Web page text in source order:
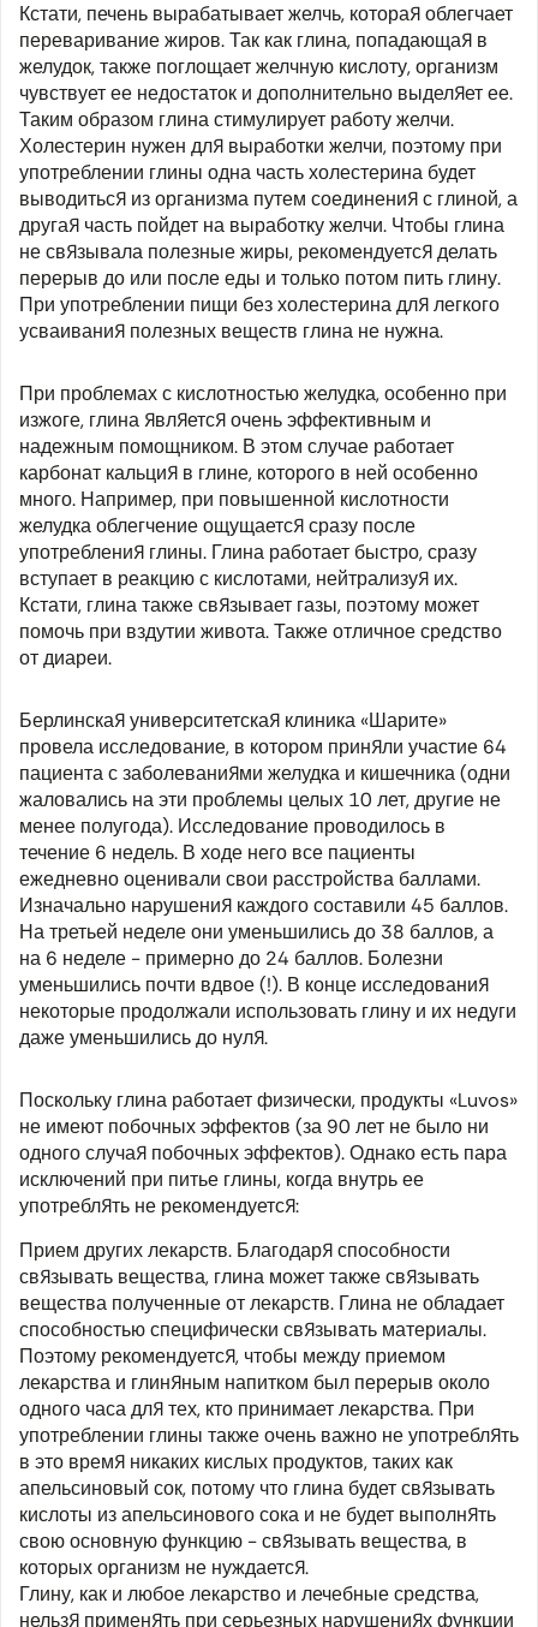
Кстати, печень вырабатывает желчь, которая облегчает
переваривание жиров. Так как глина, попадающая в
желудок, также поглощает желчную кислоту, организм
чувствует ее недостаток и дополнительно выделяет ее.
Таким образом глина стимулирует работу желчи.
Холестерин нужен для выработки желчи, поэтому при
употреблении глины одна часть холестерина будет
выводиться из организма путем соединения с глиной, а
другая часть пойдет на выработку желчи. Чтобы глина
не связывала полезные жиры, рекомендуется делать
перерыв до или после еды и только потом пить глину.
При употреблении пищи без холестерина для легкого
усваивания полезных веществ глина не нужна.
При проблемах с кислотностью желудка, особенно при
изжоге, глина является очень эффективным и
надежным помощником. В этом случае работает
карбонат кальция в глине, которого в ней особенно
много. Например, при повышенной кислотности
желудка облегчение ощущается сразу после
употребления глины. Глина работает быстро, сразу
вступает в реакцию с кислотами, нейтрализуя их.
Кстати, глина также связывает газы, поэтому может
помочь при вздутии живота. Также отличное средство
от диареи.
Берлинская университетская клиника «Шарите»
провела исследование, в котором приняли участие 64
пациента с заболеваниями желудка и кишечника (одни
жаловались на эти проблемы целых 10 лет, другие не
менее полугода). Исследование проводилось в
течение 6 недель. В ходе него все пациенты
ежедневно оценивали свои расстройства баллами.
Изначально нарушения каждого составили 45 баллов.
На третьей неделе они уменьшились до 38 баллов, а
на 6 неделе - примерно до 24 баллов. Болезни
уменьшились почти вдвое (!). В конце исследования
некоторые продолжали использовать глину и их недуги
даже уменьшились до нуля.
Поскольку глина работает физически, продукты «Luvos»
не имеют побочных эффектов (за 90 лет не было ни
одного случая побочных эффектов). Однако есть пара
исключений при питье глины, когда внутрь ее
употреблять не рекомендуется:
Прием других лекарств. Благодаря способности
связывать вещества, глина может также связывать
вещества полученные от лекарств. Глина не обладает
способностью специфически связывать материалы.
Поэтому рекомендуется, чтобы между приемом
лекарства и глиняным напитком был перерыв около
одного часа для тех, кто принимает лекарства. При
употреблении глины также очень важно не употреблять
в это время никаких кислых продуктов, таких как
апельсиновый сок, потому что глина будет связывать
кислоты из апельсинового сока и не будет выполнять
свою основную функцию - связывать вещества, в
которых организм не нуждается.
Глину, как и любое лекарство и лечебные средства,
нельзя применять при серьезных нарушениях функции